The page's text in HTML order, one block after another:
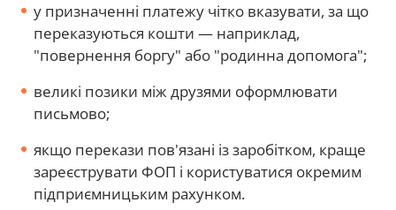
у призначенні платежу чітко вказувати, за що
переказуються кошти — наприклад,
"повернення боргу" або "родинна допомога";
великі позики між друзями оформлювати
письмово;
якщо перекази пов'язані із заробітком, краще
зареєструвати ФОП і користуватися окремим
підприємницьким рахунком.